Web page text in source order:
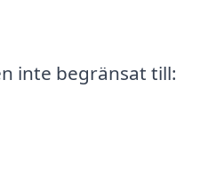
inte begränsat till: